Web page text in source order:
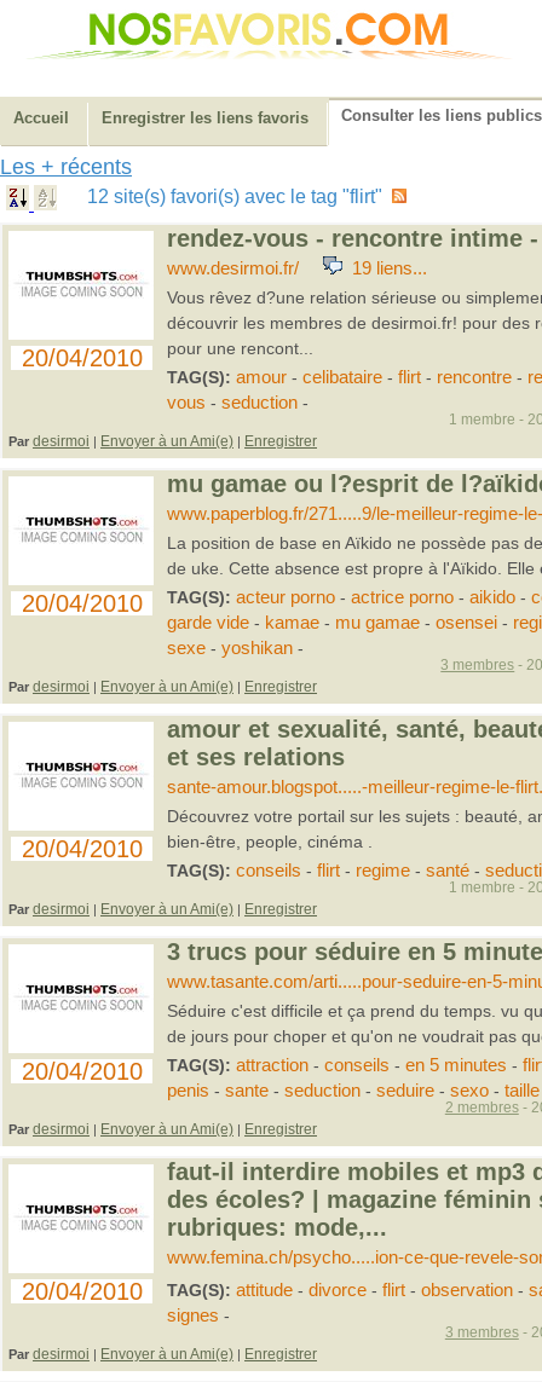
Accueil Enregistrer les liens favoris Consulter les liens publics
Les + récents
12 site(s) favori(s) avec le tag "flirt"
20/04/2010
rendez-vous - rencontre intime
www.desirmoi.fr/
19 liens...
Vous rêvez d?une relation sérieuse ou
découvrir les membres de desirmoi.fr! pour des
pour une rencont...
TAG(S): amour- celibataire- flirt- rencontre-
vous - seduction-
Par desirmoi | Envoyer à un Ami(e) | Enregistrer
1 membre -
20/04/2010
mu gamae ou l?esprit de
www.paperblog.fr/271.....9/le-meilleur-regime-
La position de base en Aïkido ne possède pas
de uke. Cette absence est propre à l'Aïkido.
TAG(S): acteur porno- actrice porno- aikido-
garde vide- kamae- mu gamae- osensei-
sexe- yoshikan-
Par desirmoi | Envoyer à un Ami(e) | Enregistrer
3 membres -
20/04/2010
amour et sexualité, santé,
et ses relations
sante-amour.blogspot.....-meilleur-regime-le-
Découvrez votre portail sur les sujets : beauté,
bien-être, people, cinéma .
TAG(S): conseils - flirt- regime- santé-
Par desirmoi | Envoyer à un Ami(e) | Enregistrer
1 membre -
20/04/2010
3 trucs pour séduire en 5
www.tasante.com/arti.....pour-seduire-en-5-
Séduire c'est difficile et ça prend du temps. vu
de jours pour choper et qu'on ne voudrait pas
TAG(S): attraction- conseils - en 5 minutes -
penis - sante- seduction- seduire- sexo- taille
Par desirmoi | Envoyer à un Ami(e) | Enregistrer
2 membres-
20/04/2010
faut-il interdire mobiles et mp3
des écoles? | magazine féminin
rubriques: mode,...
www.femina.ch/psycho.....ion-ce-que-revele-
TAG(S): attitude- divorce- flirt- observation-
signes -
Par desirmoi | Envoyer à un Ami(e) | Enregistrer
3 membres-